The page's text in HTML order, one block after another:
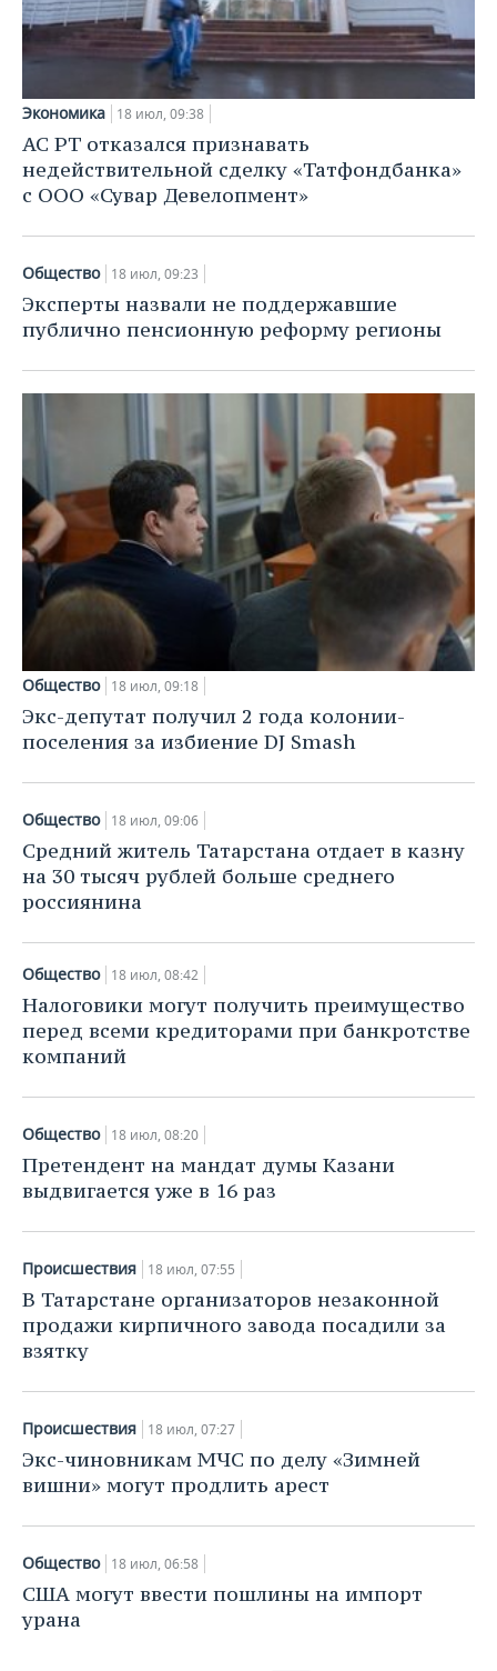
Экономика 18 июл, 09:38
АС РТ отказался признавать
недействительной сделку «Татфондбанка»
с ООО «Сувар Девелопмент»
Общество 18 июл, 09:23
Эксперты назвали не поддержавшие
публично пенсионную реформу регионы
Общество 18 июл, 09:18
Экс-депутат получил 2 года колонии-
поселения за избиение DJ Smash
Общество 18 июл, 09:06
Средний житель Татарстана отдает в казну
на 30 тысяч рублей больше среднего
россиянина
Общество 18 июл, 08:42
Налоговики могут получить преимущество
перед всеми кредиторами при банкротстве
компаний
Общество 18 июл, 08:20
Претендент на мандат думы Казани
выдвигается уже в 16 раз
Происшествия 18 июл, 07:55
В Татарстане организаторов незаконной
продажи кирпичного завода посадили за
взятку
Происшествия 18 июл, 07:27
Экс-чиновникам МЧС по делу «Зимней
вишни» могут продлить арест
Общество 18 июл, 06:58
США могут ввести пошлины на импорт
урана